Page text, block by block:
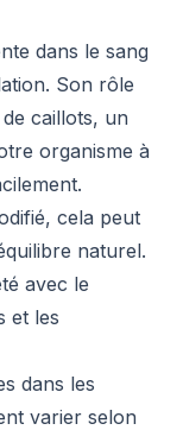
dans le sang
Son rôle
caillots, un
organisme à
cela peut
naturel.
avec le
et les
dans les
varier selon